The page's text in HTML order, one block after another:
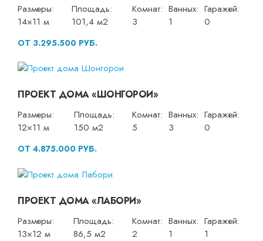
Размеры:
14×11 м
Площадь:
101,4 м2
Комнат:
3
Ванных:
1
Гаражей:
0
ОТ 3.295.500 РУБ.
ПРОЕКТ ДОМА «ШОНГОРОИ»
Размеры:
12×11 м
Площадь:
150 м2
Комнат:
5
Ванных:
3
Гаражей:
0
ОТ 4.875.000 РУБ.
ПРОЕКТ ДОМА «ЛАБОРИ»
Размеры:
13×12 м
Площадь:
86,5 м2
Комнат:
2
Ванных:
1
Гаражей:
1